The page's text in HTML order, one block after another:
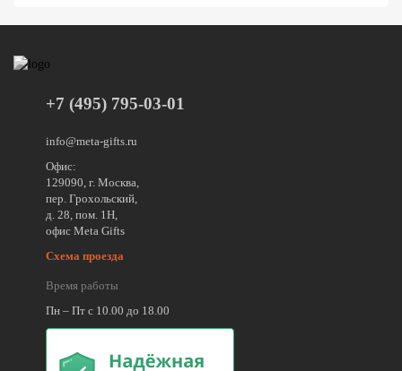
+7 (495) 795-03-01
info@meta-gifts.ru
Офис:
129090, г. Москва,
пер. Грохольский,
д. 28, пом. 1Н,
офис Meta Gifts
Схема проезда
Время работы
Пн – Пт с 10.00 до 18.00